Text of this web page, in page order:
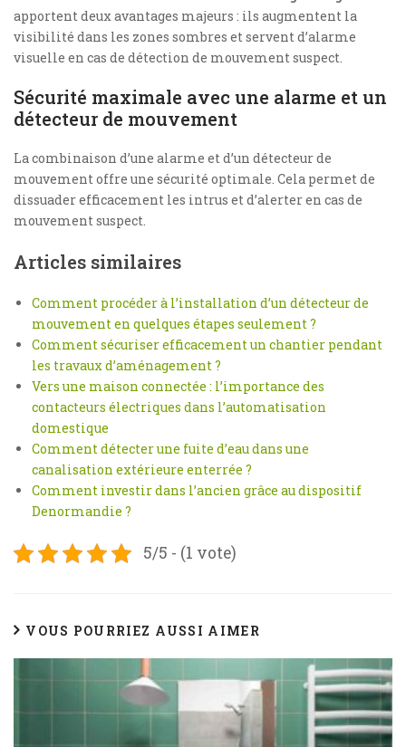
apportent deux avantages majeurs : ils augmentent la
visibilité dans les zones sombres et servent d’alarme
visuelle en cas de détection de mouvement suspect.
Sécurité maximale avec une alarme et un
détecteur de mouvement
La combinaison d’une alarme et d’un détecteur de
mouvement offre une sécurité optimale. Cela permet de
dissuader efficacement les intrus et d’alerter en cas de
mouvement suspect.
Articles similaires
Comment procéder à l’installation d’un détecteur de
mouvement en quelques étapes seulement ?
Comment sécuriser efficacement un chantier pendant
les travaux d’aménagement ?
Vers une maison connectée : l’importance des
contacteurs électriques dans l’automatisation
domestique
Comment détecter une fuite d’eau dans une
canalisation extérieure enterrée ?
Comment investir dans l’ancien grâce au dispositif
Denormandie ?
5/5 - (1 vote)
VOUS POURRIEZ AUSSI AIMER